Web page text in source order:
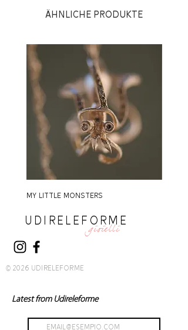
Ähnliche Produkte
MY LITTLE MONSTERS
UDIRELEFORME
gioielli
© 2026 UDIRELEFORME
Latest from Udireleforme